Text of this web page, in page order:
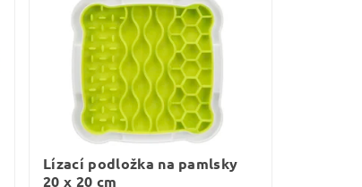
Lízací podložka na pamlsky
20 x 20 cm